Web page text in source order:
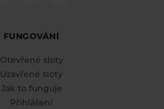
FUNGOVÁNÍ
Otevřené sloty
Uzavřené sloty
Jak to funguje
Přihlášení